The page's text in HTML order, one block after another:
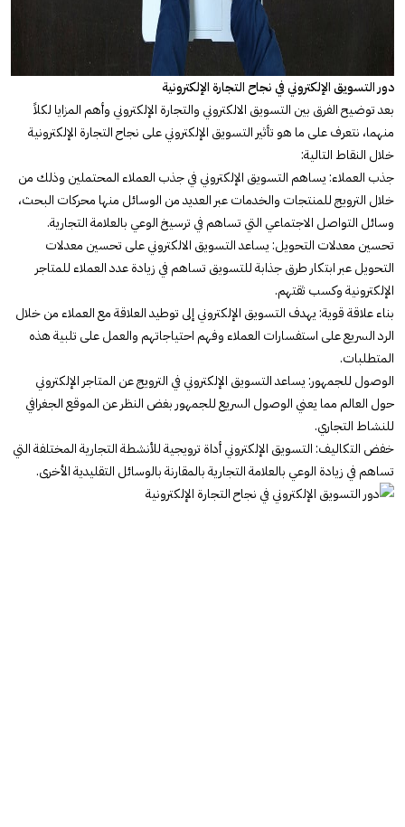
دور التسويق الإلكتروني في نجاح التجارة الإلكترونية
بعد توضيح الفرق بين التسويق الالكتروني والتجارة الإلكتروني وأهم المزايا لكلاً
منهما، نتعرف على ما هو تأثير التسويق الإلكتروني على نجاح التجارة الإلكترونية
خلال النقاط التالية:
جذب العملاء: يساهم التسويق الإلكتروني في جذب العملاء المحتملين وذلك من
خلال الترويج للمنتجات والخدمات عبر العديد من الوسائل منها محركات البحث،
وسائل التواصل الاجتماعي التي تساهم في ترسيخ الوعي بالعلامة التجارية.
تحسين معدلات التحويل: يساعد التسويق الالكتروني على تحسين معدلات
التحويل عبر ابتكار طرق جذابة للتسويق تساهم في زيادة عدد العملاء للمتاجر
الإلكترونية وكسب ثقتهم.
بناء علاقة قوية: يهدف التسويق الإلكتروني إلى توطيد العلاقة مع العملاء من خلال
الرد السريع على استفسارات العملاء وفهم احتياجاتهم والعمل على تلبية هذه
المتطلبات.
الوصول للجمهور: يساعد التسويق الإلكتروني في الترويج عن المتاجر الإلكتروني
حول العالم مما يعني الوصول السريع للجمهور بغض النظر عن الموقع الجغرافي
للنشاط التجاري.
خفض التكاليف: التسويق الإلكتروني أداة ترويجية للأنشطة التجارية المختلفة التي
تساهم في زيادة الوعي بالعلامة التجارية بالمقارنة بالوسائل التقليدية الأخرى.